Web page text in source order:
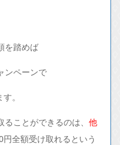
を踏めば
ンペーンで
。
ことができるのは、 他
円全額受け取れるという